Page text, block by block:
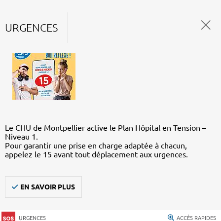
URGENCES
Le CHU de Montpellier active le Plan Hôpital en Tension –
Niveau 1.
Pour garantir une prise en charge adaptée à chacun,
appelez le 15 avant tout déplacement aux urgences.
EN SAVOIR PLUS
URGENCES ACCÈS RAPIDES